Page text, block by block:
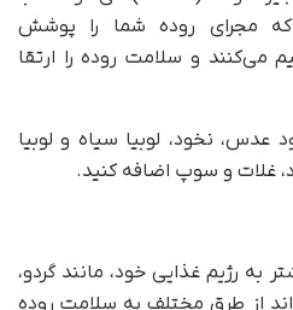
مجرای روده شما را پوشش
می‌کنند و سلامت روده را ارتقا
عدس، نخود، لوبیا سیاه و لوبیا
غلات و سوپ اضافه کنید.
به رژیم غذایی خود، مانند گردو،
از طرق مختلف به سلامت روده